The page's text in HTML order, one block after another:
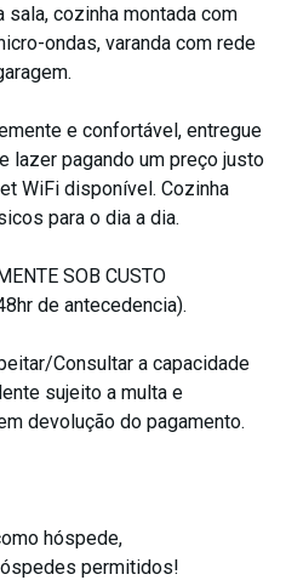
cozinha montada com
ondas, varanda com rede
e confortável, entregue
lazer pagando um preço justo
WiFi disponível. Cozinha
para o dia a dia.
SOB CUSTO
de antecedencia).
Consultar a capacidade
sujeito a multa e
devolução do pagamento.
hóspede,
permitidos!